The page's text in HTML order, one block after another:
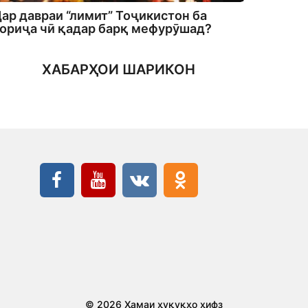
давраи “лимит” Тоҷикистон ба
чӣ қадар барқ мефурӯшад?
ХАБАРҲОИ ШАРИКОН
© 2026 Ҳамаи ҳуқуқҳо ҳифз